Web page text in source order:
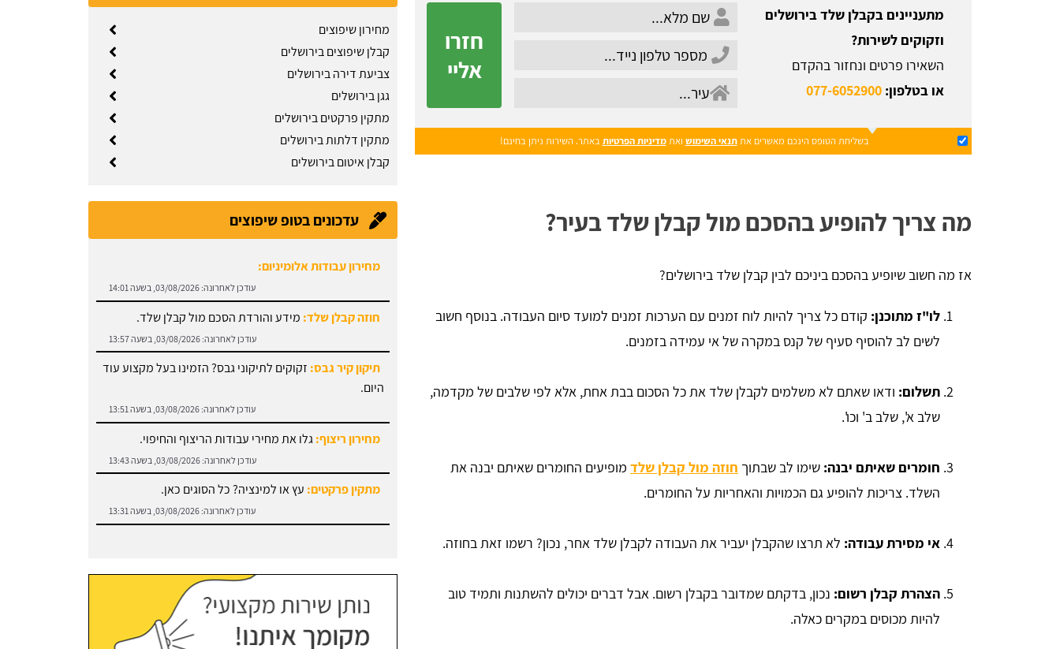
מתעניינים בקבלן שלד בירושלים
וזקוקים לשירות?
השאירו פרטים ונחזור בהקדם
או בטלפון: 077-6052900
חזרו
אליי
בשליחת הטופס הינכם מאשרים אתתנאי השימוש ואתמדיניות הפרטיותבאתר. השירות ניתן בחינם!
מה צריך להופיע בהסכם מול קבלן שלד בעיר?
אז מה חשוב שיופיע בהסכם ביניכם לבין קבלן שלד בירושלים?
לו"ז מתוכנן: קודם כל צריך להיות לוח זמנים עם הערכות זמנים למועד סיום העבודה. בנוסף חשוב
לשים לב להוסיף סעיף של קנס במקרה של אי עמידה בזמנים.
תשלום: ודאו שאתם לא משלמים לקבלן שלד את כל הסכום בבת אחת, אלא לפי שלבים של מקדמה,
שלב א', שלב ב' וכו'.
חומרים שאיתם יבנה: שימו לב שבתוך חוזה מול קבלן שלד מופיעים החומרים שאיתם יבנה את
השלד. צריכות להופיע גם הכמויות והאחריות על החומרים.
אי מסירת עבודה: לא תרצו שהקבלן יעביר את העבודה לקבלן שלד אחר, נכון? רשמו זאת בחוזה.
הצהרת קבלן רשום: נכון, בדקתם שמדובר בקבלן רשום. אבל דברים יכולים להשתנות ותמיד טוב
להיות מכוסים במקרים כאלה.
מחירון שיפוצים
קבלן שיפוצים בירושלים
צביעת דירה בירושלים
גגן בירושלים
מתקין פרקטים בירושלים
מתקין דלתות בירושלים
קבלן איטום בירושלים
עדכונים בטופ שיפוצים
חוזה קבלן שלד:מידע והורדת הסכם מול קבלן שלד.
עודכן לאחרונה: 03/08/2026, בשעה 13:57
תיקון קיר גבס:זקוקים לתיקוני גבס? הזמינו בעל מקצוע עוד
מחירון ריצוף:
עודכן לאחרונה: 03/08/2026, בשעה 13:43
מתקין פרקטים:עץ או למינציה? כל הסוגים כאן.
עודכן לאחרונה:03/08/2026, בשעה 13:31
מחירון עבודות אלומיניום:
עודכן לאחרונה: 03/08/2026, בשעה 14:01